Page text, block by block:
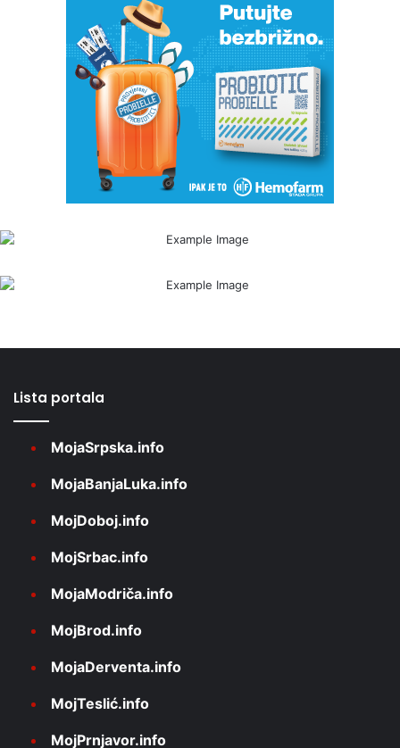
Lista portala
MojaSrpska.info
MojaBanjaLuka.info
MojDoboj.info
MojSrbac.info
MojaModriča.info
MojBrod.info
MojaDerventa.info
MojTeslić.info
MojPrnjavor.info